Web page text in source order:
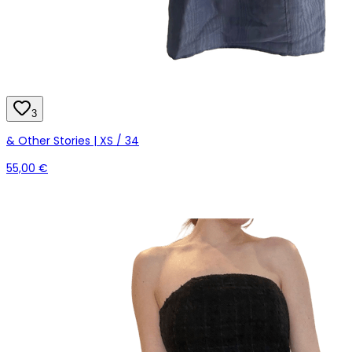
3
& Other Stories | XS / 34
55,00 €